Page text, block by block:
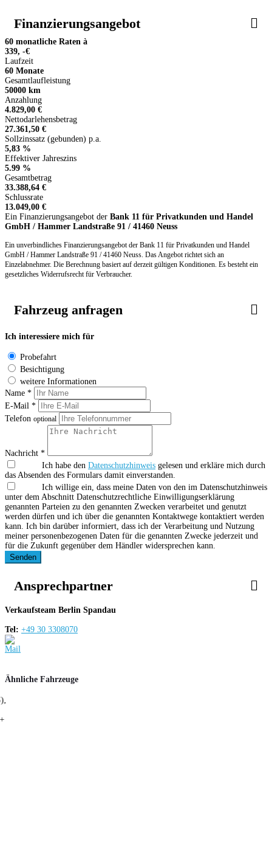
Finanzierungsangebot
60 monatliche Raten à
339, -€
Laufzeit
60 Monate
Gesamtlaufleistung
50000 km
Anzahlung
4.829,00 €
Nettodarlehensbetrag
27.361,50 €
Sollzinssatz (gebunden) p.a.
5,83 %
Effektiver Jahreszins
5.99 %
Gesamtbetrag
33.388,64 €
Schlussrate
13.049,00 €
Ein Finanzierungsangebot der Bank 11 für Privatkunden und Handel
GmbH / Hammer Landstraße 91 / 41460 Neuss
Ein unverbindliches Finanzierungsangebot der Bank 11 für Privatkunden und Handel
GmbH / Hammer Landstraße 91 / 41460 Neuss. Das Angebot richtet sich an
Einzelabnehmer. Die Berechnung basiert auf derzeit gültigen Konditionen. Es besteht ein
gesetzliches Widerrufsrecht für Verbraucher.
Fahrzeug anfragen
Ich interessiere mich für
Probefahrt
Besichtigung
weitere Informationen
Name *
E-Mail *
Telefon optional
Nachricht *
Ich habe den Datenschutzhinweis gelesen und erkläre mich durch
das Absenden des Formulars damit einverstanden.
Ich willige ein, dass meine Daten von den im Datenschutzhinweis
unter dem Abschnitt Datenschutzrechtliche Einwilligungserklärung
genannten Parteien zu den genannten Zwecken verarbeitet und genutzt
werden dürfen und ich über die genannten Kontaktwege kontaktiert werden
kann. Ich bin darüber informiert, dass ich der Verarbeitung und Nutzung
meiner personenbezogenen Daten für die genannten Zwecke jederzeit und
für die Zukunft gegenüber dem Händler widersprechen kann.
Senden
Ansprechpartner
Verkaufsteam Berlin Spandau
Tel: +49 30 3308070
Ähnliche Fahrzeuge